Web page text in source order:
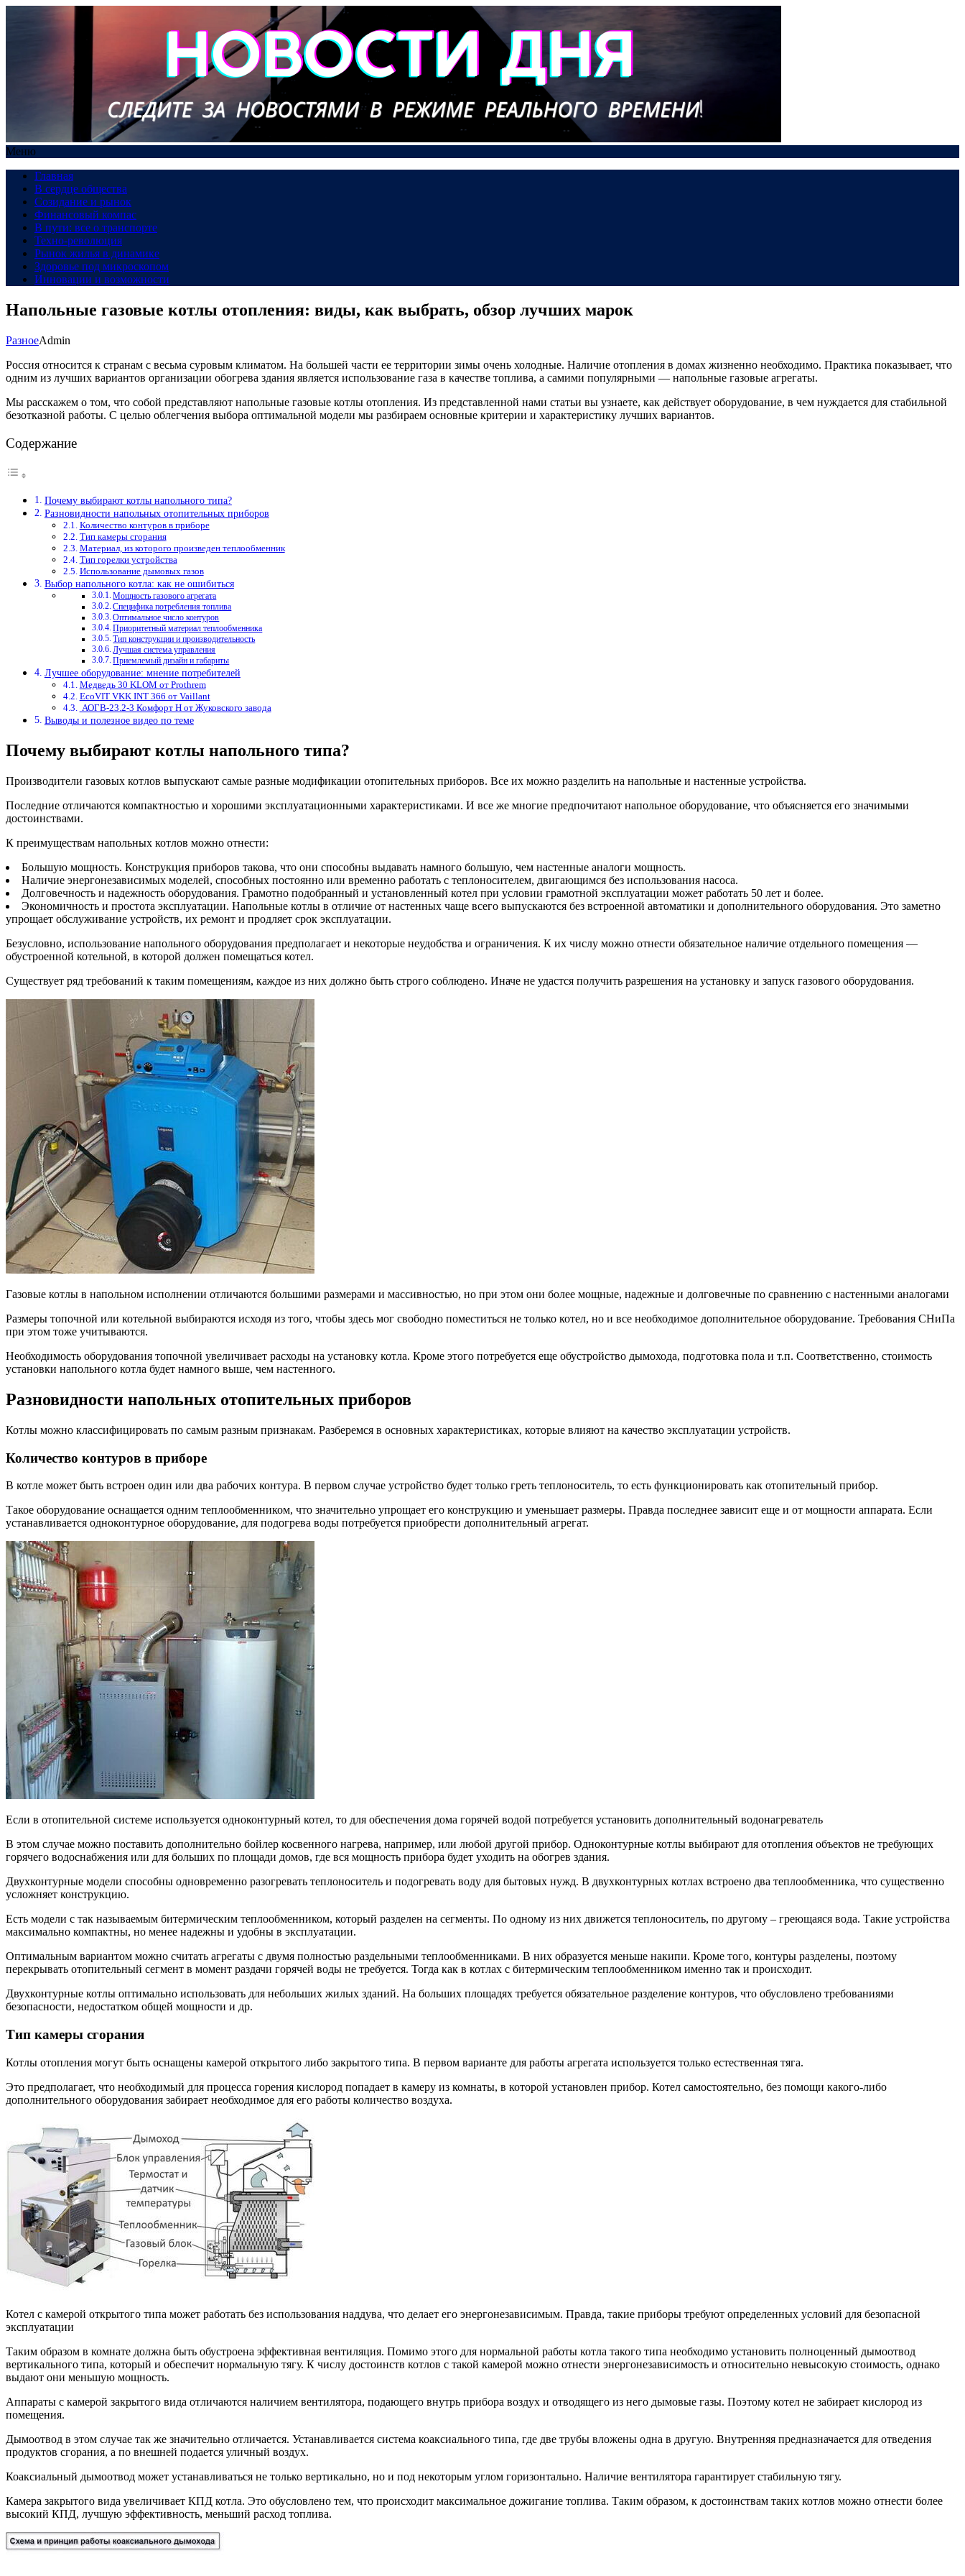
Меню
Главная
В сердце общества
Созидание и рынок
Финансовый компас
В пути: все о транспорте
Техно-революция
Рынок жилья в динамике
Здоровье под микроскопом
Инновации и возможности
Напольные газовые котлы отопления: виды, как выбрать, обзор лучших марок
РазноеAdmin
Россия относится к странам с весьма суровым климатом. На большей части ее территории зимы очень холодные. Наличие отопления в домах жизненно необходимо. Практика показывает, что
одним из лучших вариантов организации обогрева здания является использование газа в качестве топлива, а самими популярными — напольные газовые агрегаты.
Мы расскажем о том, что собой представляют напольные газовые котлы отопления. Из представленной нами статьи вы узнаете, как действует оборудование, в чем нуждается для стабильной
безотказной работы. С целью облегчения выбора оптимальной модели мы разбираем основные критерии и характеристику лучших вариантов.
Содержание
Почему выбирают котлы напольного типа?
Разновидности напольных отопительных приборов
Количество контуров в приборе
Тип камеры сгорания
Материал, из которого произведен теплообменник
Тип горелки устройства
Использование дымовых газов
Выбор напольного котла: как не ошибиться
Мощность газового агрегата
Специфика потребления топлива
Оптимальное число контуров
Приоритетный материал теплообменника
Тип конструкции и производительность
Лучшая система управления
Приемлемый дизайн и габариты
Лучшее оборудование: мнение потребителей
Медведь 30 KLOM от Prothrem
ЕcoVIT VKK INT 366 от Vaillant
АОГВ-23.2-3 Комфорт Н от Жуковского завода
Выводы и полезное видео по теме
Почему выбирают котлы напольного типа?
Производители газовых котлов выпускают самые разные модификации отопительных приборов. Все их можно разделить на напольные и настенные устройства.
Последние отличаются компактностью и хорошими эксплуатационными характеристиками. И все же многие предпочитают напольное оборудование, что объясняется его значимыми
достоинствами.
К преимуществам напольных котлов можно отнести:
Большую мощность. Конструкция приборов такова, что они способны выдавать намного большую, чем настенные аналоги мощность.
Наличие энергонезависимых моделей, способных постоянно или временно работать с теплоносителем, двигающимся без использования насоса.
Долговечность и надежность оборудования. Грамотно подобранный и установленный котел при условии грамотной эксплуатации может работать 50 лет и более.
Экономичность и простота эксплуатации. Напольные котлы в отличие от настенных чаще всего выпускаются без встроенной автоматики и дополнительного оборудования. Это заметно
упрощает обслуживание устройств, их ремонт и продляет срок эксплуатации.
Безусловно, использование напольного оборудования предполагает и некоторые неудобства и ограничения. К их числу можно отнести обязательное наличие отдельного помещения —
обустроенной котельной, в которой должен помещаться котел.
Существует ряд требований к таким помещениям, каждое из них должно быть строго соблюдено. Иначе не удастся получить разрешения на установку и запуск газового оборудования.
Газовые котлы в напольном исполнении отличаются большими размерами и массивностью, но при этом они более мощные, надежные и долговечные по сравнению с настенными аналогами
Размеры топочной или котельной выбираются исходя из того, чтобы здесь мог свободно поместиться не только котел, но и все необходимое дополнительное оборудование. Требования СНиПа
при этом тоже учитываются.
Необходимость оборудования топочной увеличивает расходы на установку котла. Кроме этого потребуется еще обустройство дымохода, подготовка пола и т.п. Соответственно, стоимость
установки напольного котла будет намного выше, чем настенного.
Разновидности напольных отопительных приборов
Котлы можно классифицировать по самым разным признакам. Разберемся в основных характеристиках, которые влияют на качество эксплуатации устройств.
Количество контуров в приборе
В котле может быть встроен один или два рабочих контура. В первом случае устройство будет только греть теплоноситель, то есть функционировать как отопительный прибор.
Такое оборудование оснащается одним теплообменником, что значительно упрощает его конструкцию и уменьшает размеры. Правда последнее зависит еще и от мощности аппарата. Если
устанавливается одноконтурное оборудование, для подогрева воды потребуется приобрести дополнительный агрегат.
Если в отопительной системе используется одноконтурный котел, то для обеспечения дома горячей водой потребуется установить дополнительный водонагреватель
В этом случае можно поставить дополнительно бойлер косвенного нагрева, например, или любой другой прибор. Одноконтурные котлы выбирают для отопления объектов не требующих
горячего водоснабжения или для больших по площади домов, где вся мощность прибора будет уходить на обогрев здания.
Двухконтурные модели способны одновременно разогревать теплоноситель и подогревать воду для бытовых нужд. В двухконтурных котлах встроено два теплообменника, что существенно
усложняет конструкцию.
Есть модели с так называемым битермическим теплообменником, который разделен на сегменты. По одному из них движется теплоноситель, по другому – греющаяся вода. Такие устройства
максимально компактны, но менее надежны и удобны в эксплуатации.
Оптимальным вариантом можно считать агрегаты с двумя полностью раздельными теплообменниками. В них образуется меньше накипи. Кроме того, контуры разделены, поэтому
перекрывать отопительный сегмент в момент раздачи горячей воды не требуется. Тогда как в котлах с битермическим теплообменником именно так и происходит.
Двухконтурные котлы оптимально использовать для небольших жилых зданий. На больших площадях требуется обязательное разделение контуров, что обусловлено требованиями
безопасности, недостатком общей мощности и др.
Тип камеры сгорания
Котлы отопления могут быть оснащены камерой открытого либо закрытого типа. В первом варианте для работы агрегата используется только естественная тяга.
Это предполагает, что необходимый для процесса горения кислород попадает в камеру из комнаты, в которой установлен прибор. Котел самостоятельно, без помощи какого-либо
дополнительного оборудования забирает необходимое для его работы количество воздуха.
Котел с камерой открытого типа может работать без использования наддува, что делает его энергонезависимым. Правда, такие приборы требуют определенных условий для безопасной
эксплуатации
Таким образом в комнате должна быть обустроена эффективная вентиляция. Помимо этого для нормальной работы котла такого типа необходимо установить полноценный дымоотвод
вертикального типа, который и обеспечит нормальную тягу. К числу достоинств котлов с такой камерой можно отнести энергонезависимость и относительно невысокую стоимость, однако
выдают они меньшую мощность.
Аппараты с камерой закрытого вида отличаются наличием вентилятора, подающего внутрь прибора воздух и отводящего из него дымовые газы. Поэтому котел не забирает кислород из
помещения.
Дымоотвод в этом случае так же значительно отличается. Устанавливается система коаксиального типа, где две трубы вложены одна в другую. Внутренняя предназначается для отведения
продуктов сгорания, а по внешней подается уличный воздух.
Коаксиальный дымоотвод может устанавливаться не только вертикально, но и под некоторым углом горизонтально. Наличие вентилятора гарантирует стабильную тягу.
Камера закрытого вида увеличивает КПД котла. Это обусловлено тем, что происходит максимальное дожигание топлива. Таким образом, к достоинствам таких котлов можно отнести более
высокий КПД, лучшую эффективность, меньший расход топлива.